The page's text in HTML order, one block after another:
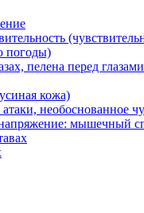
погоды)
пелена перед глазами
кожа)
необоснованное
мышечный